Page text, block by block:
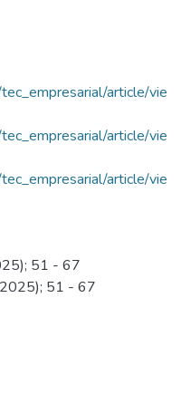
article/vie
article/vie
article/vie
51 - 67
51 - 67